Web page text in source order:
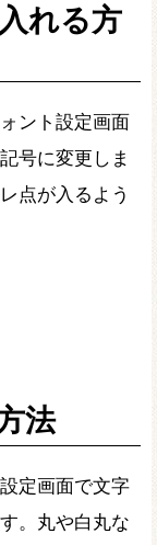
れる方
ント設定画面
号に変更しま
点が入るよう
法
定画面で文字
。丸や白丸な